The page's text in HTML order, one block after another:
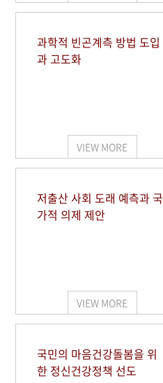
과학적 빈곤계측 방법 도입
과 고도화
VIEW MORE
저출산 사회 도래 예측과 국
가적 의제 제안
VIEW MORE
국민의 마음건강돌봄을 위
한 정신건강정책 선도